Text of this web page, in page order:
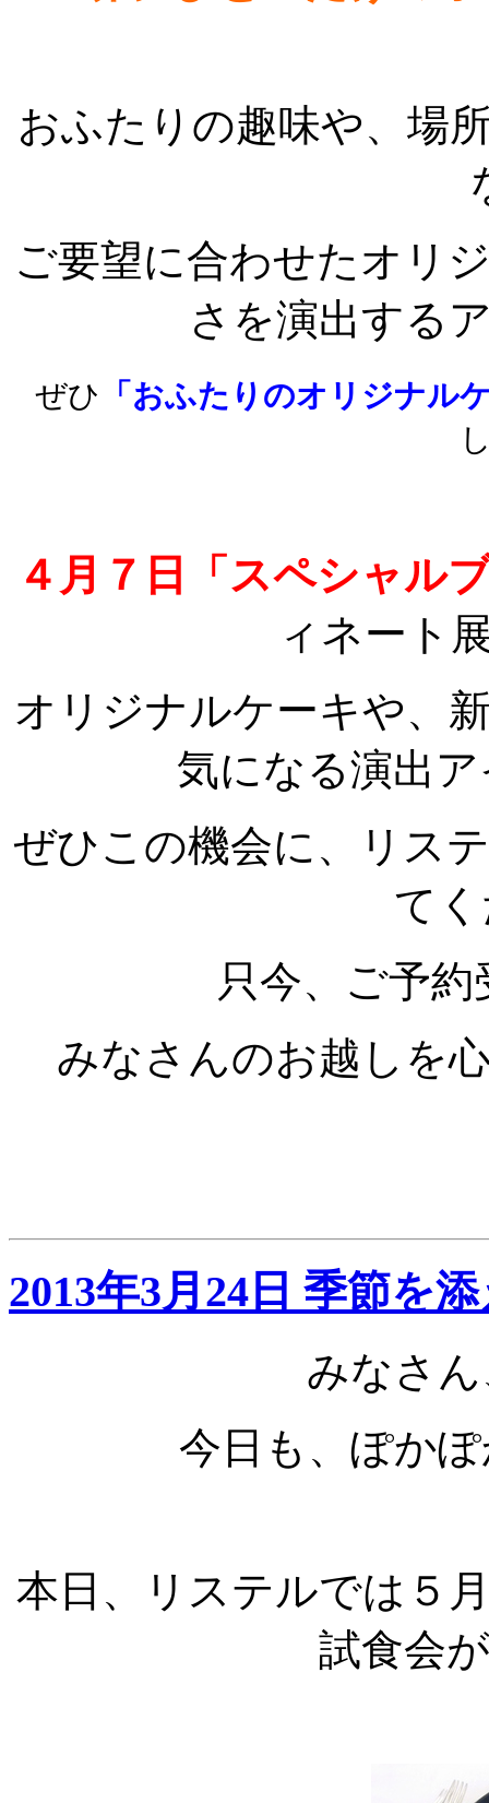
おふたりの趣味や、場
ご要望に合わせたオリ
さを演出する
ぜひ 「おふたりのオリジナル
４月７日
「スペシャル
ィネート
オリジナルケーキや、
気になる演出
ぜひこの機会に、リス
て
只今、ご予
みなさんのお越しを
2013年3月24日 季節を
みなさ
今日も、ぽか
本日、リステルでは５
試食会